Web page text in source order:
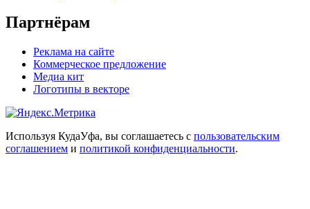
Партнёрам
Реклама на сайте
Коммерческое предложение
Медиа кит
Логотипы в векторе
Используя КудаУфа, вы соглашаетесь с пользовательским
соглашением и политикой конфиденциальности.